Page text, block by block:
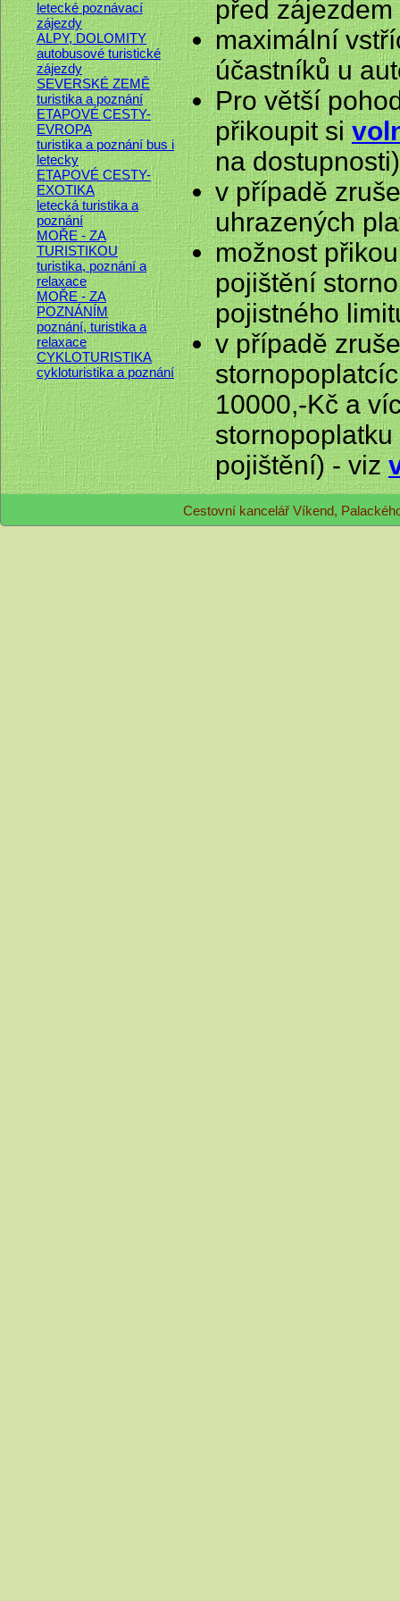
před zájezdem
maximální
účastníků u
Pro větší
přikoupit si
na
v případě
uhrazených
možnost
pojištění
pojistného
v případě
10000,-Kč a
pojištění) - viz
letecké poznávací
zájezdy
ALPY, DOLOMITY
autobusové turistické
zájezdy
SEVERSKÉ ZEMĚ
turistika a poznání
ETAPOVÉ CESTY-
EVROPA
turistika a poznání bus i
letecky
ETAPOVÉ CESTY-
EXOTIKA
letecká turistika a
poznání
MOŘE - ZA
TURISTIKOU
turistika, poznání a
relaxace
MOŘE - ZA
POZNÁNÍM
poznání, turistika a
relaxace
CYKLOTURISTIKA
cykloturistika a poznání
Cestovní kancelář Víkend,